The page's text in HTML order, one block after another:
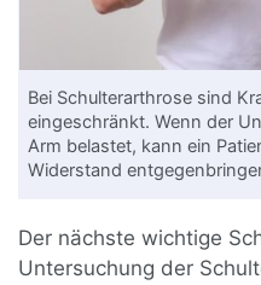
Bei Schulterarthrose sind
eingeschränkt. Wenn der
Arm belastet, kann ein
Widerstand
Der nächste wichtige
Untersuchung der